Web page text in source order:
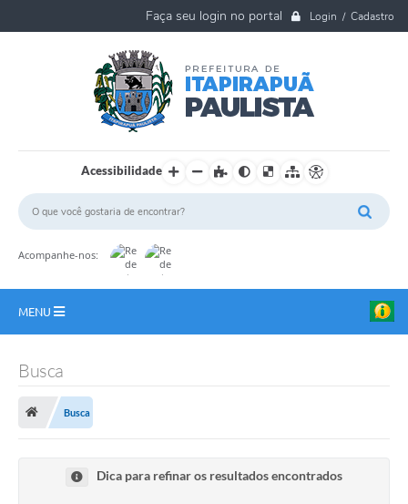
Login / Cadastro
Acessibilidade
Acompanhe-nos:
MENU
Ouvidoria
Busca
Busca
Dica para refinar os resultados encontrados